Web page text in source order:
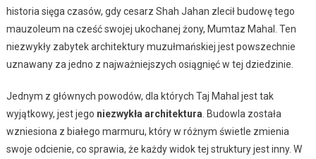
historia sięga czasów, gdy cesarz Shah Jahan zlecił budowę tego
mauzoleum na cześć swojej ukochanej żony, Mumtaz Mahal. Ten
niezwykły zabytek architektury muzułmańskiej jest powszechnie
uznawany za jedno z najważniejszych osiągnięć w tej dziedzinie.
Jednym z głównych powodów, dla których Taj Mahal jest tak
wyjątkowy, jest jego niezwykła architektura . Budowla została
wzniesiona z białego marmuru, który w różnym świetle zmienia
swoje odcienie, co sprawia, że ​​każdy widok tej struktury jest inny. W